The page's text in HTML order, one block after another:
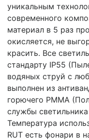
уникальным
современного
материал в 5 раз
окисляется, не
красить. Все
стандарту IP55
водяных струй с
выполнен из
горючего PMMA
службы
Температура
RUT есть фонари в